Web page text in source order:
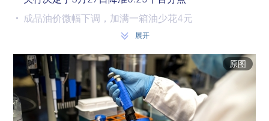
成品油价微幅下调，加满一箱油少花4元
餐饮收入增速终转正，前两月累计同比增长9.2%
前两月煤炭产量增速抬头，进口同比增长71%
北京市医保局：开展眼科及骨科两类医用耗材集中带量采购
因凡蒂诺连任国际足联主席，任期至2027年
一项调查称2022年国人每晚平均睡眠7.40小时
展开
原图